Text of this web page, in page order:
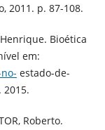
2011. p. 87-108.
Henrique. Bioética
em:
estado-de-
Roberto.